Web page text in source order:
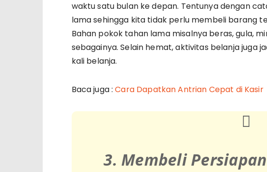
waktu satu bulan ke depan. Tentunya dengan
lama sehingga kita tidak perlu membeli barang
Bahan pokok tahan lama misalnya beras, gula,
sebagainya. Selain hemat, aktivitas belanja juga
kali belanja.
Baca juga :Cara Dapatkan Antrian Cepat di Kasir
3. Membeli